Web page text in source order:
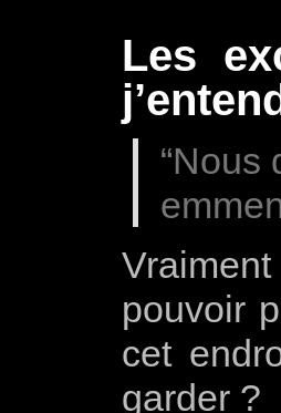
Les
“Nous
pouvoir
cet
garder ?